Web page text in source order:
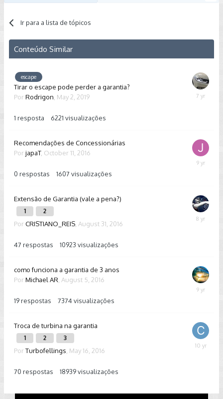
Ir para a lista de tópicos
Conteúdo Similar
escape
Tirar o escape pode perder a garantia?
Por Rodrigon May 2, 2019
1 resposta 6221 visualizações
May
Recomendações de Concessionárias
Por japaT, October 11, 2016
0 respostas 1607 visualizações
October
Extensão de Garantia (vale a pena?)
1 2
Por CRISTIANO_REIS August 31, 2016
47 respostas 10923 visualizações
como funciona a garantia de 3 anos
Por Michael AR August 5, 2016
19respostas 7374 visualizações
August
Troca de turbina na garantia
1 2 3
Por Turbofellings May 16, 2016
70 respostas 18939visualizações
June